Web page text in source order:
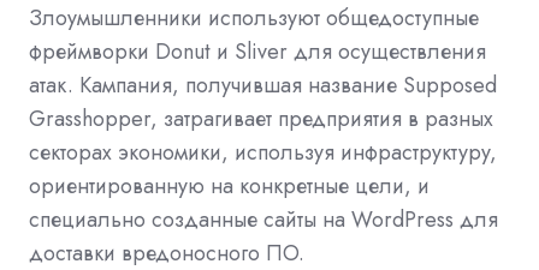
Злоумышленники используют общедоступные
фреймворки Donut и Sliver для осуществления
атак. Кампания, получившая название Supposed
Grasshopper, затрагивает предприятия в разных
секторах экономики, используя инфраструктуру,
ориентированную на конкретные цели, и
специально созданные сайты на WordPress для
доставки вредоносного ПО.